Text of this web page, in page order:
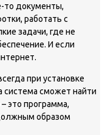
то документы,
работать с
задачи, где не
И если
при установке
система сможет найти
это программа,
образом